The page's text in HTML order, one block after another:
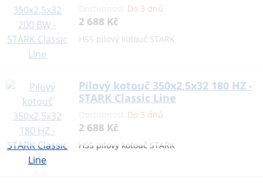
Do 3 dnů
2 688 Kč
HSS pilový kotouč STARK
Pilový kotouč 350x2,5x32 180 HZ -
STARK Classic Line
Do 3 dnů
2 688 Kč
HSS pilový kotouč STARK